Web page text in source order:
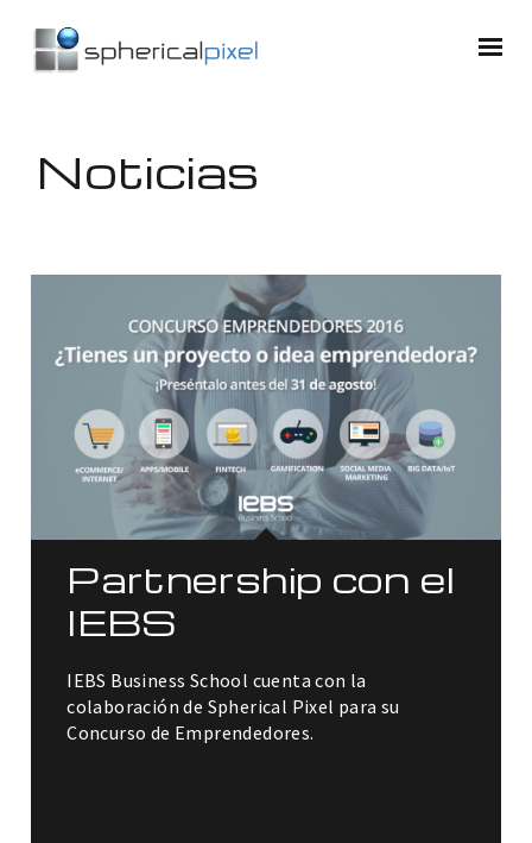
Noticias
Partnership con el
IEBS
IEBS Business School cuenta con la
colaboración de Spherical Pixel para su
Concurso de Emprendedores.